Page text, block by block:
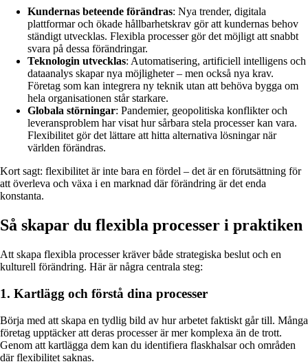
Kundernas beteende förändras: Nya trender, digitala
plattformar och ökade hållbarhetskrav gör att kundernas behov
ständigt utvecklas. Flexibla processer gör det möjligt att snabbt
svara på dessa förändringar.
Teknologin utvecklas: Automatisering, artificiell intelligens och
dataanalys skapar nya möjligheter – men också nya krav.
Företag som kan integrera ny teknik utan att behöva bygga om
hela organisationen står starkare.
Globala störningar: Pandemier, geopolitiska konflikter och
leveransproblem har visat hur sårbara stela processer kan vara.
Flexibilitet gör det lättare att hitta alternativa lösningar när
världen förändras.
Kort sagt: flexibilitet är inte bara en fördel – det är en förutsättning för
att överleva och växa i en marknad där förändring är det enda
konstanta.
Så skapar du flexibla processer i praktiken
Att skapa flexibla processer kräver både strategiska beslut och en
kulturell förändring. Här är några centrala steg:
1. Kartlägg och förstå dina processer
Börja med att skapa en tydlig bild av hur arbetet faktiskt går till. Många
företag upptäcker att deras processer är mer komplexa än de trott.
Genom att kartlägga dem kan du identifiera flaskhalsar och områden
där flexibilitet saknas.